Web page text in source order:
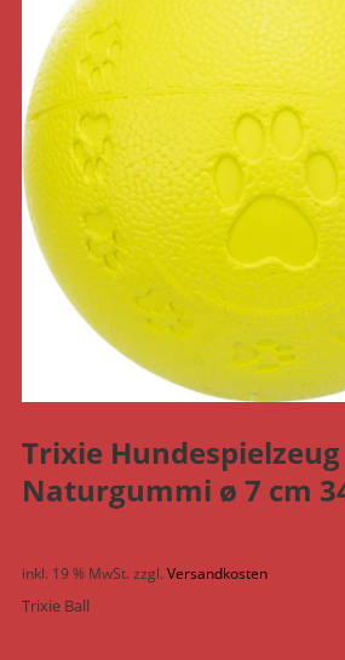
Trixie
Naturgummi ø 7 cm
inkl. 19 % MwSt. zzgl. Versandkosten
Trixie Ball